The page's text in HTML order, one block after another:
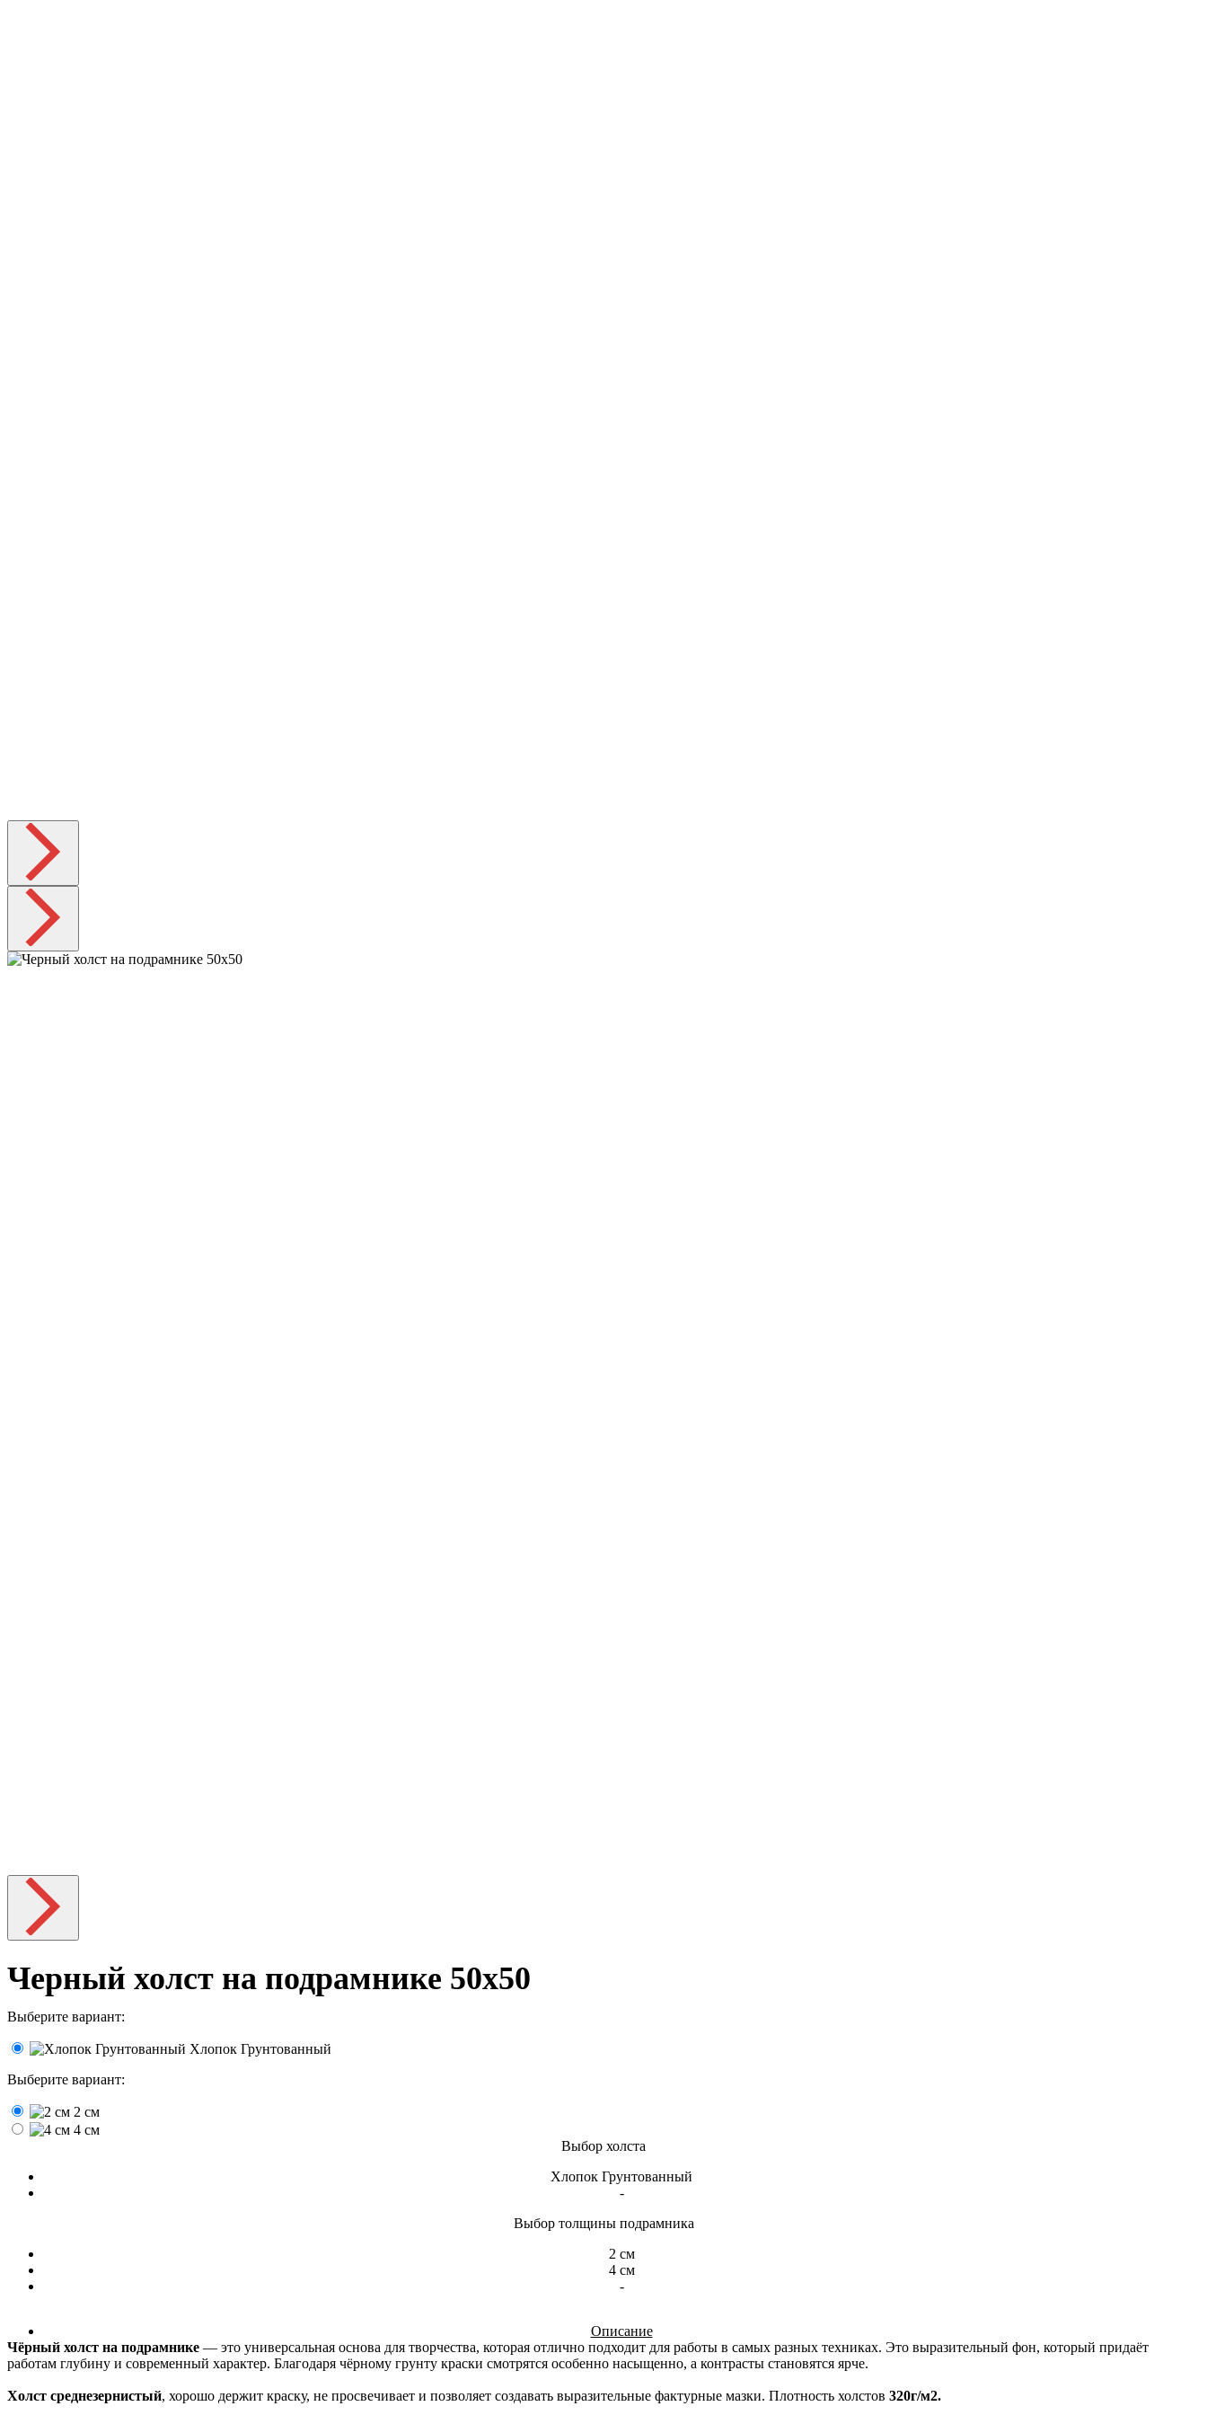
Черный холст на подрамнике 50х50
Выберите вариант:
Хлопок Грунтованный
Выберите вариант:
2 см
4 см
Выбор холста
Хлопок Грунтованный
-
Выбор толщины подрамника
2 см
4 см
-
Описание
Чёрный холст на подрамнике — это универсальная основа для творчества, которая отлично подходит для работы в самых разных техниках. Это выразительный фон, который придаёт
работам глубину и современный характер. Благодаря чёрному грунту краски смотрятся особенно насыщенно, а контрасты становятся ярче.
Холст среднезернистый, хорошо держит краску, не просвечивает и позволяет создавать выразительные фактурные мазки. Плотность холстов 320г/м2.